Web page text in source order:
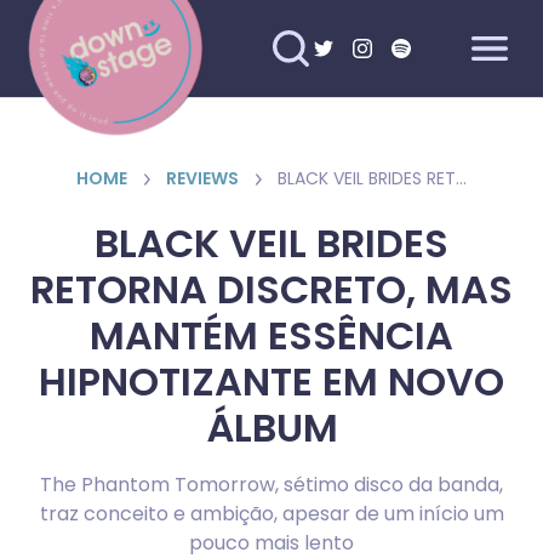
HOME REVIEWS BLACK VEIL BRIDES RETORNA DISCRETO, MAS MANTÉM ESSÊNCIA HIPNOTIZANTE EM NOVO ÁLBUM
BLACK VEIL BRIDES
RETORNA DISCRETO, MAS
MANTÉM ESSÊNCIA
HIPNOTIZANTE EM NOVO
ÁLBUM
The Phantom Tomorrow, sétimo disco da banda,
traz conceito e ambição, apesar de um início um
pouco mais lento